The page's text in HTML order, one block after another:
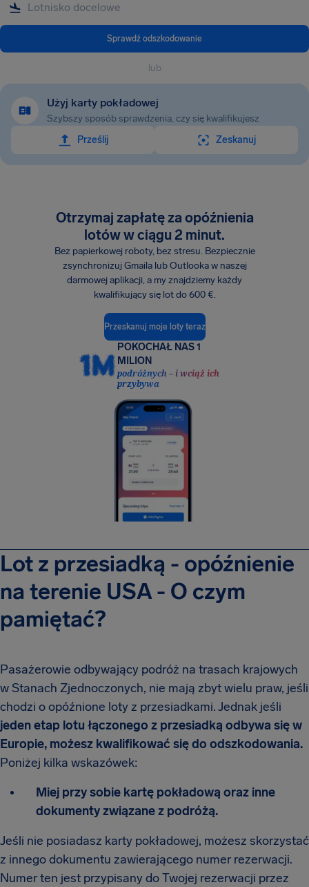
Sprawdź odszkodowanie
lub
Użyj karty pokładowej
Szybszy sposób sprawdzenia, czy się kwalifikujesz
Prześlij
Zeskanuj
Otrzymaj zapłatę za opóźnienia
lotów w ciągu 2 minut.
Bez papierkowej roboty, bez stresu. Bezpiecznie
zsynchronizuj Gmaila lub Outlooka w naszej
darmowej aplikacji, a my znajdziemy każdy
kwalifikujący się lot do 600 €.
Przeskanuj moje loty teraz
POKOCHAŁ NAS 1
MILION
podróżnych – i wciąż ich
przybywa
Lot z przesiadką - opóźnienie
na terenie USA - O czym
pamiętać?
Pasażerowie odbywający podróż na trasach krajowych
w Stanach Zjednoczonych, nie mają zbyt wielu praw, jeśli
chodzi o opóźnione loty z przesiadkami. Jednak jeśli
jeden etap lotu łączonego z przesiadką odbywa się w
Europie, możesz kwalifikować się do odszkodowania.
Poniżej kilka wskazówek:
Miej przy sobie kartę pokładową oraz inne
dokumenty związane z podróżą.
Jeśli nie posiadasz karty pokładowej, możesz skorzystać
z innego dokumentu zawierającego numer rezerwacji.
Numer ten jest przypisany do Twojej rezerwacji przez